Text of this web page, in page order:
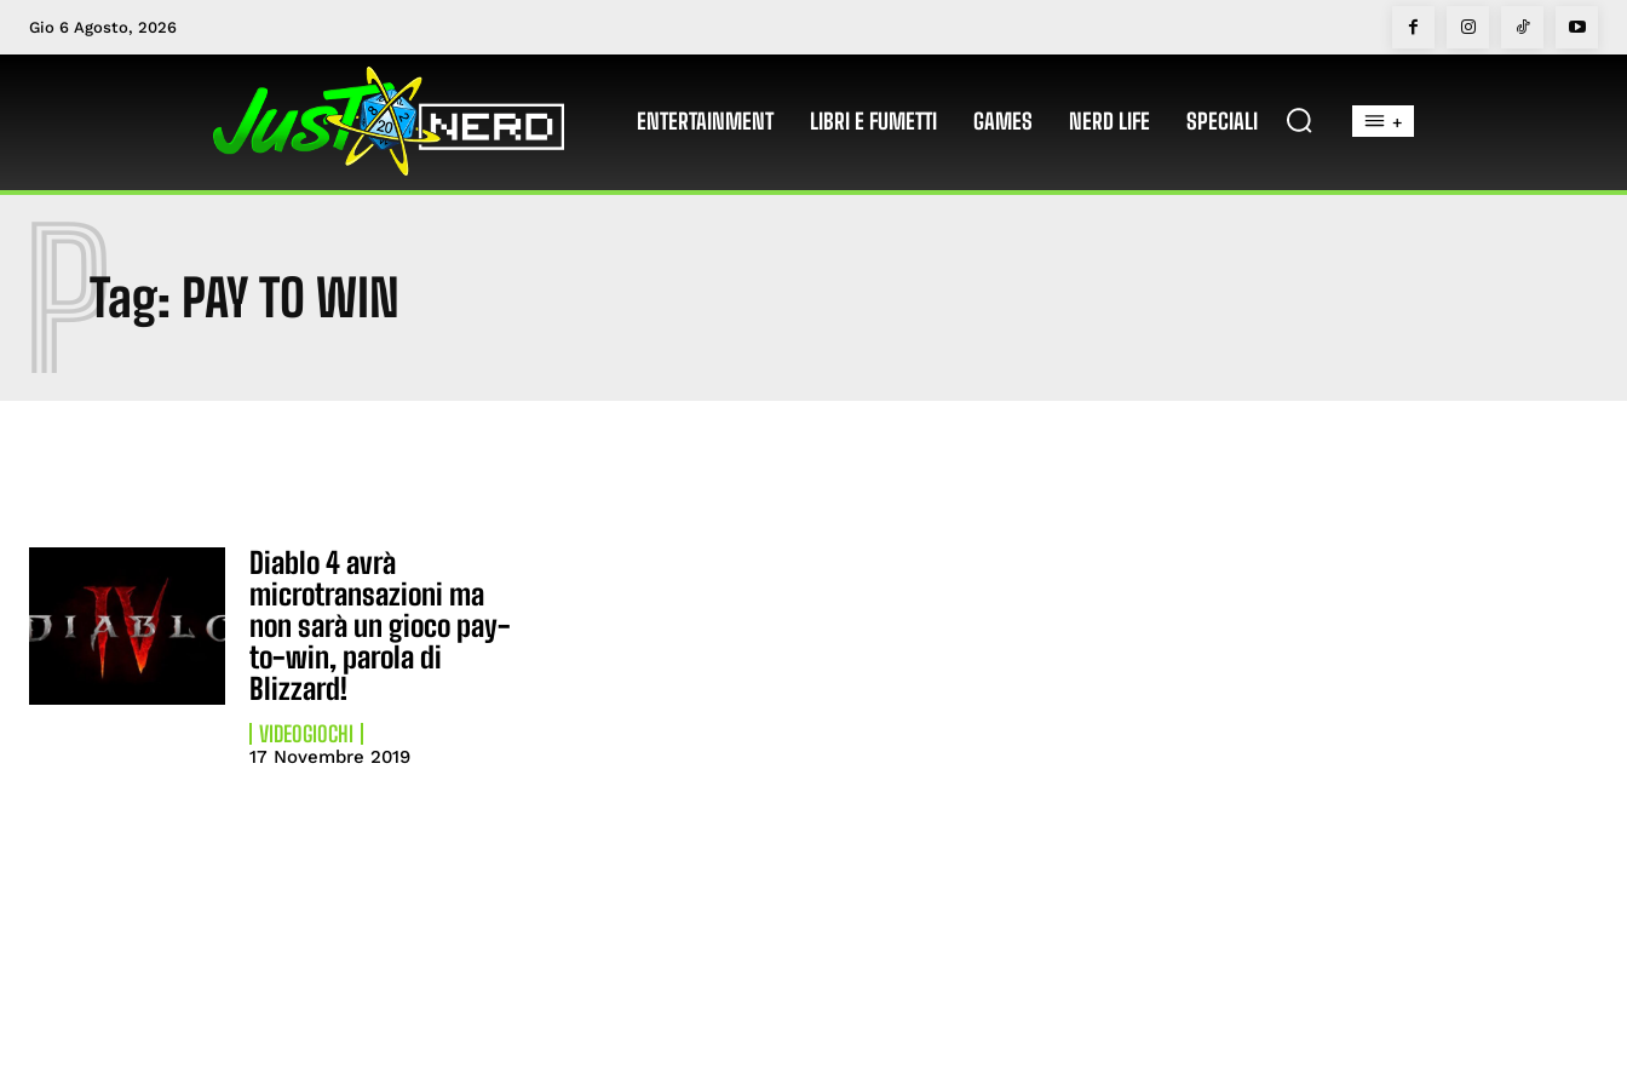
Gio 6 Agosto, 2026
ENTERTAINMENT LIBRI E FUMETTI GAMES NERD LIFE SPECIALI +
Tag: PAY TO WIN
P
Diablo 4 avrà
microtransazioni ma
non sarà un gioco pay-
to-win, parola di
Blizzard!
VIDEOGIOCHI
17 Novembre 2019